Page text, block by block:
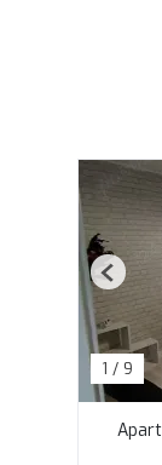
1 / 9
Previous